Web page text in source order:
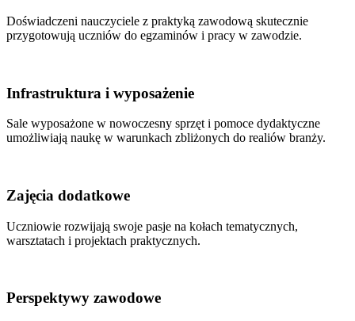
Doświadczeni nauczyciele z praktyką zawodową skutecznie
przygotowują uczniów do egzaminów i pracy w zawodzie.
Infrastruktura i wyposażenie
Sale wyposażone w nowoczesny sprzęt i pomoce dydaktyczne
umożliwiają naukę w warunkach zbliżonych do realiów branży.
Zajęcia dodatkowe
Uczniowie rozwijają swoje pasje na kołach tematycznych,
warsztatach i projektach praktycznych.
Perspektywy zawodowe